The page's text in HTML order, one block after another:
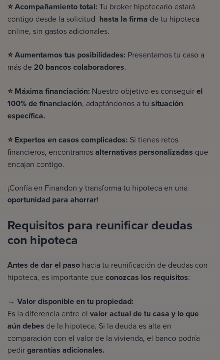
⭐ Acompañamiento total:Tu broker hipotecario estará
contigo desde la solicitud hasta la firma de tu hipoteca
online, sin gastos adicionales.
⭐ Aumentamos tus posibilidades: Presentamos tu caso a
más de 20 bancos colaboradores.
⭐ Máxima financiación: Nuestro objetivo es conseguirel
100% de financiación, adaptándonos a tu situación
específica.
⭐ Expertos en casos complicados: Si tienes retos
financieros, encontramosalternativas personalizadas que
encajan contigo.
¡Confía en Finandon y transforma tu hipoteca en una
oportunidad para ahorrar!
Requisitos para reunificar deudas
con hipoteca
Antes de dar el paso hacia tu reunificación de deudas con
hipoteca, es importante queconozcas los requisitos:
→ Valor disponible en tu propiedad:
Es la diferencia entre el valor actual de tu casa y lo que
aún debes de la hipoteca. Si la deuda es alta en
comparación con el valor de la vivienda, el banco podría
pedirgarantías adicionales.